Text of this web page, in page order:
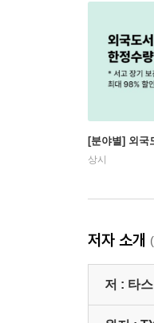
[분야별] 외국
상시
저자 소개
저 : 타